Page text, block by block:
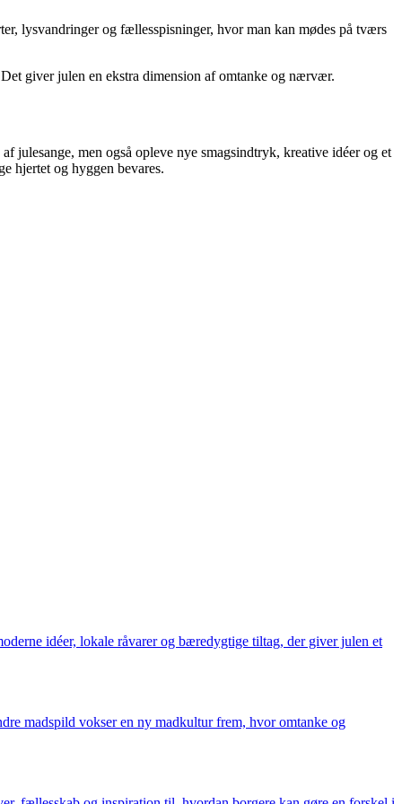
lysvandringer og fællesspisninger, hvor man kan mødes på tværs
giver julen en ekstra dimension af omtanke og nærvær.
julesange, men også opleve nye smagsindtryk, kreative idéer og et
hjertet og hyggen bevares.
idéer, lokale råvarer og bæredygtige tiltag, der giver julen et
madspild vokser en ny madkultur frem, hvor omtanke og